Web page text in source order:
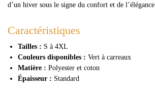
d’un hiver sous le signe du confort et de l’élégance.
Caractéristiques
Tailles : S à 4XL
Couleurs disponibles : Vert à carreaux
Matière : Polyester et coton
Épaisseur : Standard